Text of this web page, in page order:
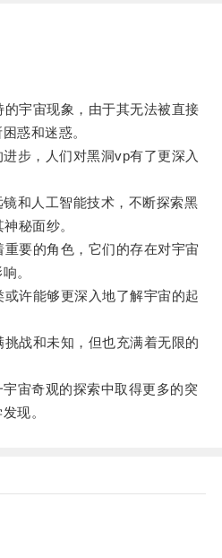
宇宙现象，由于其无法被直接
惑和迷惑。
，人们对黑洞vp有了更深入
和人工智能技术，不断探索黑
秘面纱。
要的角色，它们的存在对宇宙
。
许能够更深入地了解宇宙的起
战和未知，但也充满着无限的
宙奇观的探索中取得更多的突
现。